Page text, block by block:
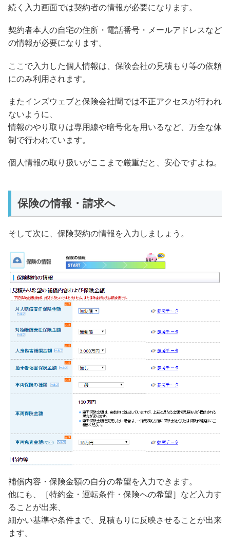
続く入力画面では契約者の情報が必要になります。
契約者本人の自宅の住所・電話番号・メールアドレスなど
の情報が必要になります。
ここで入力した個人情報は、保険会社の見積もり等の依頼
にのみ利用されます。
またインズウェブと保険会社間では不正アクセスが行われ
ないように、
情報のやり取りは専用線や暗号化を用いるなど、万全な体
制で行われています。
個人情報の取り扱いがここまで厳重だと、安心ですよね。
保険の情報・請求へ
そして次に、保険契約の情報を入力しましょう。
補償内容・保険金額の自分の希望を入力できます。
他にも、［特約金・運転条件・保険への希望］など入力す
ることが出来、
細かい基準や条件まで、見積もりに反映させることが出来
ます。